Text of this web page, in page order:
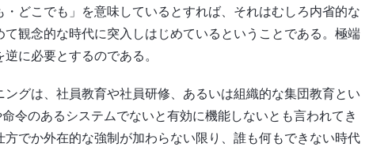
・どこでも」を意味しているとすれば、それはむしろ内省的な
て観念的な時代に突入しはじめているということである。極端
に必要とするのである。
グは、社員教育や社員研修、あるいは組織的な集団教育とい
命令のあるシステムでないと有効に機能しないとも言われてき
方でか外在的な強制が加わらない限り、誰も何もできない時代